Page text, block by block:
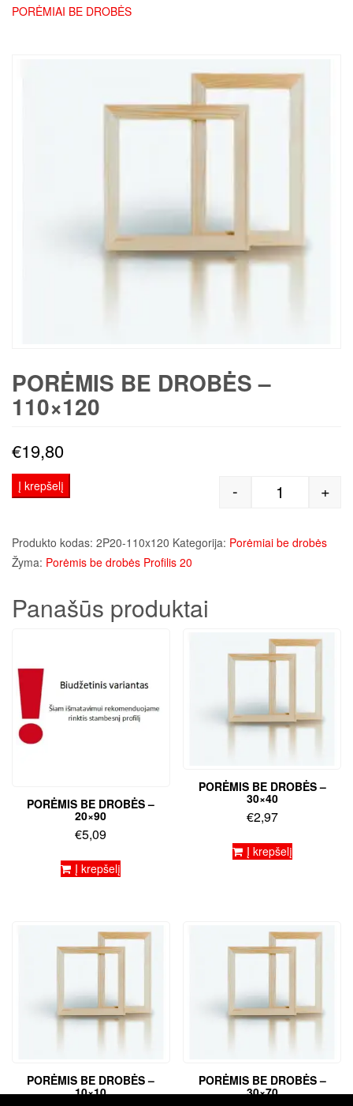
PORĖMIAI BE DROBĖS
PORĖMIS BE DROBĖS –
110×120
€19,80
produkto
- +
Į krepšelį
Produkto kodas: 2P20-110x120 Kategorija: Porėmiai be drobės
Žyma: Porėmis be drobės Profilis 20
Panašūs produktai
PORĖMIS BE DROBĖS –
20×90
€5,09
Į krepšelį
PORĖMIS BE DROBĖS –
30×40
€2,97
Į krepšelį
PORĖMIS BE DROBĖS –
10×10
PORĖMIS BE DROBĖS –
30×70